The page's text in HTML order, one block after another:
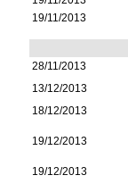
19/11/2013
28/11/2013
13/12/2013
18/12/2013
19/12/2013
19/12/2013